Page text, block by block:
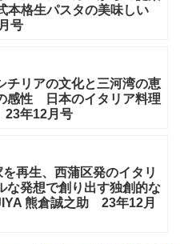
本格生パスタの美味しい
号
チリアの文化と三河湾の恵
感性 日本のイタリア料理
年12月号
再生、西蒲区発のイタリ
な発想で創り出す独創的な
熊倉誠之助 23年12月